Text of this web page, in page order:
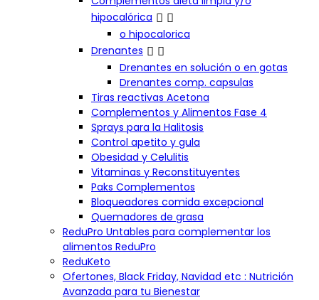
hipocalórica  
o hipocalorica
Drenantes  
Drenantes en solución o en gotas
Drenantes comp. capsulas
Tiras reactivas Acetona
Complementos y Alimentos Fase 4
Sprays para la Halitosis
Control apetito y gula
Obesidad y Celulitis
Vitaminas y Reconstituyentes
Paks Complementos
Bloqueadores comida excepcional
Quemadores de grasa
ReduPro Untables para complementar los
alimentos ReduPro
ReduKeto
Ofertones, Black Friday, Navidad etc : Nutrición
Avanzada para tu Bienestar